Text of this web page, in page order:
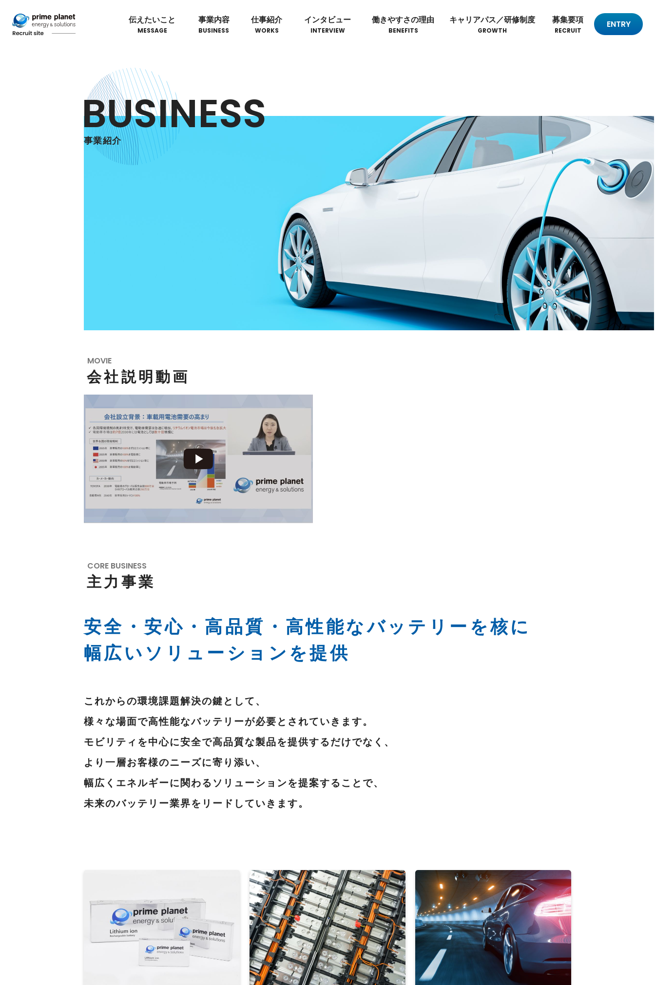
伝えたいこと
MESSAGE
事業内容
BUSINESS
仕事紹介
WORKS
インタビュー
INTERVIEW
働きやすさの理由
BENEFITS
キャリアパス／研修制度
GROWTH
募集要項
RECRUIT
ENTRY
BUSINESS
事業紹介
MOVIE
会社説明動画
CORE BUSINESS
主力事業
安全・安心・高品質・高性能なバッテリーを核に
幅広いソリューションを提供
これからの環境課題解決の鍵として、
様々な場面で高性能なバッテリーが必要とされていきます。
モビリティを中心に安全で高品質な製品を提供するだけでなく、
より一層お客様のニーズに寄り添い、
幅広くエネルギーに関わるソリューションを提案することで、
未来のバッテリー業界をリードしていきます。